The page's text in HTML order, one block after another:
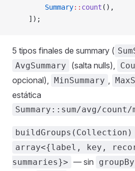
        Summary
:: count (),
    ]);
5 tipos finales de summary (
AvgSummary (salta nulls),
opcional), MinSummary ,
estática
Summary::sum/avg/
buildGroups(Collection)
array<{label, key,
summaries}> — sin groupBy